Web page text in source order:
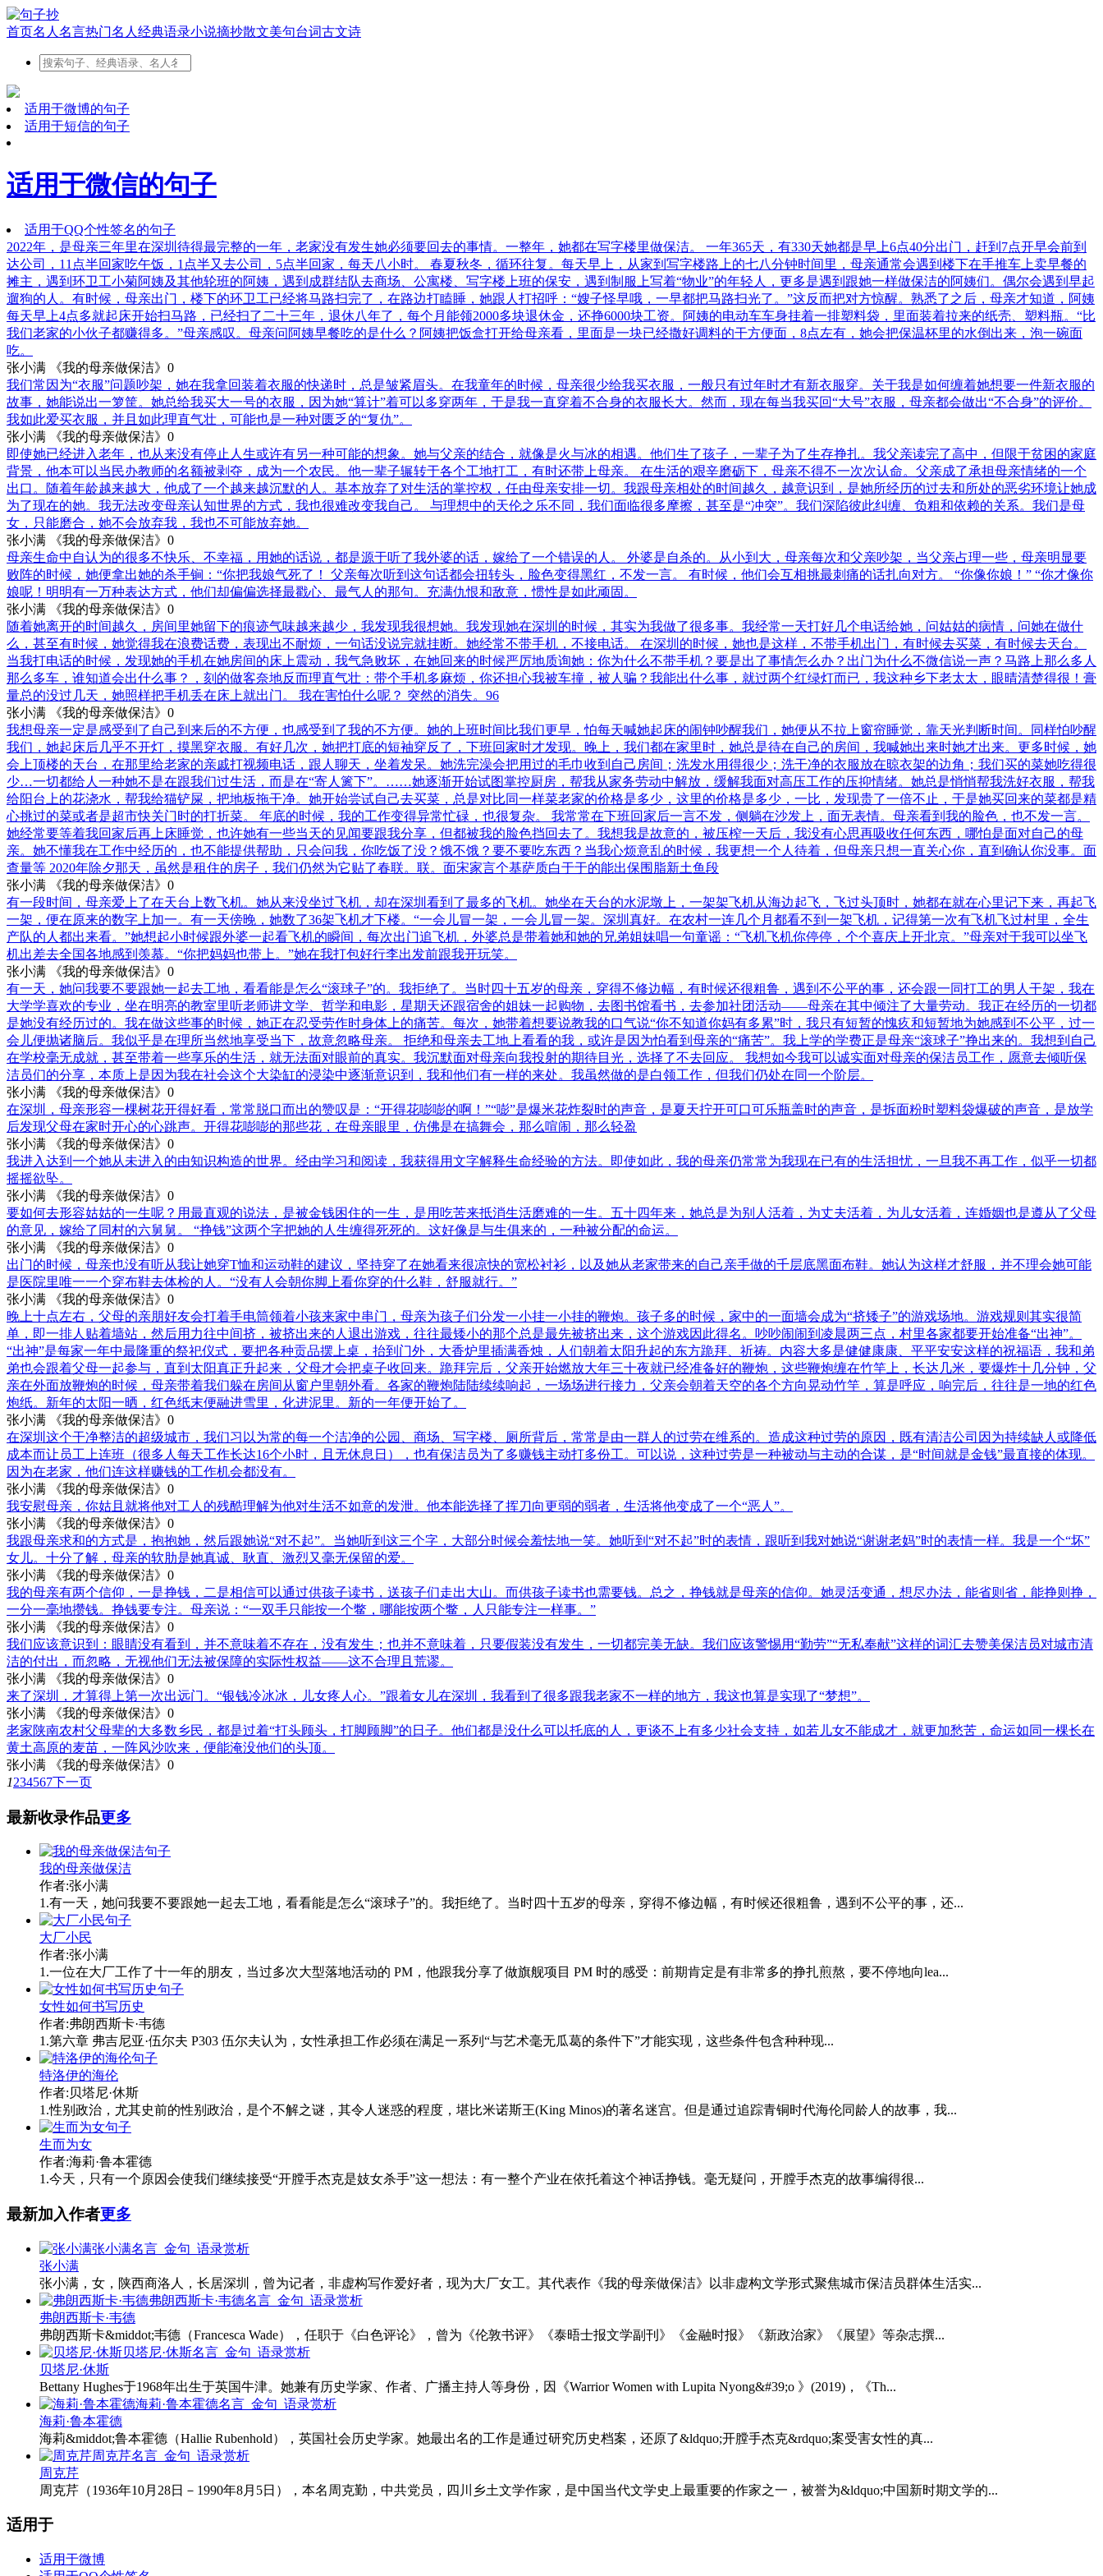
首页名人名言热门名人 经典语录小说摘抄散文美句台词古文诗
适用于微博的句子
适用于短信的句子
适用于微信的句子
适用于QQ个性签名的句子
2022年，是母亲三年里在深圳待得最完整的一年，老家没有发生她必须要回去的事情。一整年，她都在写字楼里做保洁。 一年365天，有330天她都是早上6点40分出门，赶到7点开早会前到
达公司，11点半回家吃午饭，1点半又去公司，5点半回家，每天八小时。 春夏秋冬，循环往复。每天早上，从家到写字楼路上的七八分钟时间里，母亲通常会遇到楼下在手推车上卖早餐的
摊主，遇到环卫工小菊阿姨及其他轮班的阿姨，遇到成群结队去商场、公寓楼、写字楼上班的保安，遇到制服上写着“物业”的年轻人，更多是遇到跟她一样做保洁的阿姨们。偶尔会遇到早起
遛狗的人。有时候，母亲出门，楼下的环卫工已经将马路扫完了，在路边打瞌睡，她跟人打招呼：“嫂子怪早哦，一早都把马路扫光了。”这反而把对方惊醒。熟悉了之后，母亲才知道，阿姨
每天早上4点多就起床开始扫马路，已经扫了二十三年，退休八年了，每个月能领2000多块退休金，还挣6000块工资。阿姨的电动车车身挂着一排塑料袋，里面装着拉来的纸壳、塑料瓶。“比
我们老家的小伙子都赚得多。”母亲感叹。母亲问阿姨早餐吃的是什么？阿姨把饭盒打开给母亲看，里面是一块已经撒好调料的干方便面，8点左有，她会把保温杯里的水倒出来，泡一碗面
吃。
张小满 《我的母亲做保洁》 0
我们常因为“衣服”问题吵架，她在我拿回装着衣服的快递时，总是皱紧眉头。在我童年的时候，母亲很少给我买衣服，一般只有过年时才有新衣服穿。关于我是如何缠着她想要一件新衣服的
故事，她能说出一箩筐。她总给我买大一号的衣服，因为她“算计”着可以多穿两年，于是我一直穿着不合身的衣服长大。然而，现在每当我买回“大号”衣服，母亲都会做出“不合身”的评价。
我如此爱买衣服，并且如此理直气壮，可能也是一种对匮乏的“复仇”。
张小满 《我的母亲做保洁》 0
即使她已经进入老年，也从来没有停止人生或许有另一种可能的想象。她与父亲的结合，就像是火与冰的相遇。他们生了孩子，一辈子为了生存挣扎。我父亲读完了高中，但限于贫困的家庭
背景，他本可以当民办教师的名额被剥夺，成为一个农民。他一辈子辗转于各个工地打工，有时还带上母亲。 在生活的艰辛磨砺下，母亲不得不一次次认命。父亲成了承担母亲情绪的一个
出口。随着年龄越来越大，他成了一个越来越沉默的人。基本放弃了对生活的掌控权，任由母亲安排一切。我跟母亲相处的时间越久，越意识到，是她所经历的过去和所处的恶劣环境让她成
为了现在的她。我无法改变母亲认知世界的方式，我也很难改变我自己。 与理想中的天伦之乐不同，我们面临很多摩擦，甚至是“冲突”。我们深陷彼此纠缠、负粗和依赖的关系。我们是母
女，只能磨合，她不会放弃我，我也不可能放弃她。
张小满 《我的母亲做保洁》 0
母亲生命中自认为的很多不快乐、不幸福，用她的话说，都是源于听了我外婆的话，嫁给了一个错误的人。 外婆是自杀的。从小到大，母亲每次和父亲吵架，当父亲占理一些，母亲明显要
败阵的时候，她便拿出她的杀手锏：“你把我娘气死了！ 父亲每次听到这句话都会扭转头，脸色变得黑红，不发一言。 有时候，他们会互相挑最刺痛的话扎向对方。 “你像你娘！” “你才像你
娘呢！明明有一万种表达方式，他们却偏偏选择最戳心、最气人的那句。充满仇恨和敌意，惯性是如此顽固。
张小满 《我的母亲做保洁》 0
随着她离开的时间越久，房间里她留下的痕迹气味越来越少，我发现我很想她。我发现她在深圳的时候，其实为我做了很多事。我经常一天打好几个电话给她，问姑姑的病情，问她在做什
么，甚至有时候，她觉得我在浪费话费，表现出不耐烦，一句话没说完就挂断。她经常不带手机，不接电话。 在深圳的时候，她也是这样，不带手机出门，有时候去买菜，有时候去天台。
当我打电话的时候，发现她的手机在她房间的床上震动，我气急败坏，在她回来的时候严厉地质询她：你为什么不带手机？要是出了事情怎么办？出门为什么不微信说一声？马路上那么多人
那么多车，谁知道会出什么事？，刻的做客奈地反而理直气壮：带个手机多麻烦，你还担心我被车撞，被人骗？我能出什么事，就过两个红绿灯而已，我这种乡下老太太，眼晴清楚得很！膏
量总的没过几天，她照样把手机丢在床上就出门。 我在害怕什么呢？ 突然的消失。96
张小满 《我的母亲做保洁》 0
我想母亲一定是感受到了自己到来后的不方便，也感受到了我的不方便。她的上班时间比我们更早，怕每天喊她起床的闹钟吵醒我们，她便从不拉上窗帘睡觉，靠天光判断时间。同样怕吵醒
我们，她起床后几乎不开灯，摸黑穿衣服。有好几次，她把打底的短袖穿反了，下班回家时才发现。晚上，我们都在家里时，她总是待在自己的房间，我喊她出来时她才出来。更多时候，她
会上顶楼的天台，在那里给老家的亲戚打视频电话，跟人聊天，坐着发呆。她洗完澡会把用过的毛巾收到自己房间；洗发水用得很少；洗干净的衣服放在晾衣架的边角；我们买的菜她吃得很
少…一切都给人一种她不是在跟我们过生活，而是在“寄人篱下”。……她逐渐开始试图掌控厨房，帮我从家务劳动中解放，缓解我面对高压工作的压抑情绪。她总是悄悄帮我洗好衣服，帮我
给阳台上的花浇水，帮我给猫铲屎，把地板拖干净。她开始尝试自己去买菜，总是对比同一样菜老家的价格是多少，这里的价格是多少，一比，发现贵了一倍不止，于是她买回来的菜都是精
心挑过的菜或者是超市快关门时的打折菜。 年底的时候，我的工作变得异常忙碌，也很复杂。 我常常在下班回家后一言不发，侧躺在沙发上，面无表情。母亲看到我的脸色，也不发一言。
她经常要等着我回家后再上床睡觉，也许她有一些当天的见闻要跟我分享，但都被我的脸色挡回去了。我想我是故意的，被压榨一天后，我没有心思再吸收任何东西，哪怕是面对自己的母
亲。她不懂我在工作中经历的，也不能提供帮助，只会问我，你吃饭了没？饿不饿？要不要吃东西？当我心烦意乱的时候，我更想一个人待着，但母亲只想一直关心你，直到确认你没事。面
查量等 2020年除夕那天，虽然是租住的房子，我们仍然为它贴了春联。联。面宋家言个基萨质白于于的能出保围脂新土鱼段
张小满 《我的母亲做保洁》 0
有一段时间，母亲爱上了在天台上数飞机。她从来没坐过飞机，却在深圳看到了最多的飞机。她坐在天台的水泥墩上，一架架飞机从海边起飞，飞过头顶时，她都在就在心里记下来，再起飞
一架，便在原来的数字上加一。有一天傍晚，她数了36架飞机才下楼。“一会儿冒一架，一会儿冒一架。深圳真好。在农村一连几个月都看不到一架飞机，记得第一次有飞机飞过村里，全生
产队的人都出来看。”她想起小时候跟外婆一起看飞机的瞬间，每次出门追飞机，外婆总是带着她和她的兄弟姐妹唱一句童谣：“飞机飞机你停停，个个喜庆上开北京。”母亲对于我可以坐飞
机出差去全国各地感到羡慕。“你把妈妈也带上。”她在我打包好行李出发前跟我开玩笑。
张小满 《我的母亲做保洁》 0
有一天，她问我要不要跟她一起去工地，看看能是怎么“滚球子”的。我拒绝了。当时四十五岁的母亲，穿得不修边幅，有时候还很粗鲁，遇到不公平的事，还会跟一同打工的男人干架，我在
大学学喜欢的专业，坐在明亮的教室里听老师讲文学、哲学和电影，星期天还跟宿舍的姐妹一起购物，去图书馆看书，去参加社团活动——母亲在其中倾注了大量劳动。我正在经历的一切都
是她没有经历过的。我在做这些事的时候，她正在忍受劳作时身体上的痛苦。每次，她带着想要说教我的口气说“你不知道你妈有多累”时，我只有短暂的愧疚和短暂地为她感到不公平，过一
会儿便抛诸脑后。我似乎是在理所当然地享受当下，故意忽略母亲。 拒绝和母亲去工地上看看的我，或许是因为怕看到母亲的“痛苦”。我上学的学费正是母亲“滚球子”挣出来的。我想到自己
在学校毫无成就，甚至带着一些享乐的生活，就无法面对眼前的真实。我沉默面对母亲向我投射的期待目光，选择了不去回应。 我想如今我可以诚实面对母亲的保洁员工作，愿意去倾听保
洁员们的分享，本质上是因为我在社会这个大染缸的浸染中逐渐意识到，我和他们有一样的来处。我虽然做的是白领工作，但我们仍处在同一个阶层。
张小满 《我的母亲做保洁》 0
在深圳，母亲形容一棵树花开得好看，常常脱口而出的赞叹是：“开得花嘭嘭的啊！”“嘭”是爆米花炸裂时的声音，是夏天拧开可口可乐瓶盖时的声音，是拆面粉时塑料袋爆破的声音，是放学
后发现父母在家时开心的心跳声。开得花嘭嘭的那些花，在母亲眼里，仿佛是在搞舞会，那么喧闹，那么轻盈
张小满 《我的母亲做保洁》 0
我进入达到一个她从未进入的由知识构造的世界。经由学习和阅读，我获得用文字解释生命经验的方法。即使如此，我的母亲仍常常为我现在已有的生活担忧，一旦我不再工作，似乎一切都
摇摇欲坠。
张小满 《我的母亲做保洁》 0
要如何去形容姑姑的一生呢？用最直观的说法，是被金钱困住的一生，是用吃苦来抵消生活磨难的一生。五十四年来，她总是为别人活着，为丈夫活着，为儿女活着，连婚姻也是遵从了父母
的意见，嫁给了同村的六舅舅。 “挣钱”这两个字把她的人生缠得死死的。这好像是与生俱来的，一种被分配的命运。
张小满 《我的母亲做保洁》 0
出门的时候，母亲也没有听从我让她穿T恤和运动鞋的建议，坚持穿了在她看来很凉快的宽松衬衫，以及她从老家带来的自己亲手做的千层底黑面布鞋。她认为这样才舒服，并不理会她可能
是医院里唯一一个穿布鞋去体检的人。“没有人会朝你脚上看你穿的什么鞋，舒服就行。”
张小满 《我的母亲做保洁》 0
晚上十点左右，父母的亲朋好友会打着手电筒领着小孩来家中串门，母亲为孩子们分发一小挂一小挂的鞭炮。孩子多的时候，家中的一面墙会成为“挤矮子”的游戏场地。游戏规则其实很简
单，即一排人贴着墙站，然后用力往中间挤，被挤出来的人退出游戏，往往最矮小的那个总是最先被挤出来，这个游戏因此得名。吵吵闹闹到凌晨两三点，村里各家都要开始准备“出神”。
“出神”是每家一年中最隆重的祭祀仪式，要把各种贡品摆上桌，抬到门外，大香炉里插满香烛，人们朝着太阳升起的东方跪拜、祈祷。内容大多是健健康康、平平安安这样的祝福语，我和弟
弟也会跟着父母一起参与，直到太阳真正升起来，父母才会把桌子收回来。跪拜完后，父亲开始燃放大年三十夜就已经准备好的鞭炮，这些鞭炮缠在竹竿上，长达几米，要爆炸十几分钟，父
亲在外面放鞭炮的时候，母亲带着我们躲在房间从窗户里朝外看。各家的鞭炮陆陆续续响起，一场场进行接力，父亲会朝着天空的各个方向晃动竹竿，算是呼应，响完后，往往是一地的红色
炮纸。新年的太阳一晒，红色纸末便融进雪里，化进泥里。新的一年便开始了。
张小满 《我的母亲做保洁》 0
在深圳这个干净整洁的超级城市，我们习以为常的每一个洁净的公园、商场、写字楼、厕所背后，常常是由一群人的过劳在维系的。造成这种过劳的原因，既有清洁公司因为持续缺人或降低
成本而让员工上连班（很多人每天工作长达16个小时，且无休息日），也有保洁员为了多赚钱主动打多份工。可以说，这种过劳是一种被动与主动的合谋，是“时间就是金钱”最直接的体现。
因为在老家，他们连这样赚钱的工作机会都没有。
张小满 《我的母亲做保洁》 0
我安慰母亲，你姑且就将他对工人的残酷理解为他对生活不如意的发泄。他本能选择了挥刀向更弱的弱者，生活将他变成了一个“恶人”。
张小满 《我的母亲做保洁》 0
我跟母亲求和的方式是，抱抱她，然后跟她说“对不起”。当她听到这三个字，大部分时候会羞怯地一笑。她听到“对不起”时的表情，跟听到我对她说“谢谢老妈”时的表情一样。我是一个“坏”
女儿。十分了解，母亲的软肋是她真诚、耿直、激烈又毫无保留的爱。
张小满 《我的母亲做保洁》 0
我的母亲有两个信仰，一是挣钱，二是相信可以通过供孩子读书，送孩子们走出大山。而供孩子读书也需要钱。总之，挣钱就是母亲的信仰。她灵活变通，想尽办法，能省则省，能挣则挣，
一分一毫地攒钱。挣钱要专注。母亲说：“一双手只能按一个鳖，哪能按两个鳖，人只能专注一样事。”
张小满 《我的母亲做保洁》 0
我们应该意识到：眼睛没有看到，并不意味着不存在，没有发生；也并不意味着，只要假装没有发生，一切都完美无缺。我们应该警惕用“勤劳”“无私奉献”这样的词汇去赞美保洁员对城市清
洁的付出，而忽略，无视他们无法被保障的实际性权益——这不合理且荒谬。
张小满 《我的母亲做保洁》 0
来了深圳，才算得上第一次出远门。“银钱冷冰冰，儿女疼人心。”跟着女儿在深圳，我看到了很多跟我老家不一样的地方，我这也算是实现了“梦想”。
张小满 《我的母亲做保洁》 0
老家陕南农村父母辈的大多数乡民，都是过着“打头顾头，打脚顾脚”的日子。他们都是没什么可以托底的人，更谈不上有多少社会支持，如若儿女不能成才，就更加愁苦，命运如同一棵长在
黄土高原的麦苗，一阵风沙吹来，便能淹没他们的头顶。
张小满 《我的母亲做保洁》 0
1234567下一页
最新收录作品更多
我的母亲做保洁
作者:张小满
1.有一天，她问我要不要跟她一起去工地，看看能是怎么“滚球子”的。我拒绝了。当时四十五岁的母亲，穿得不修边幅，有时候还很粗鲁，遇到不公平的事，还...
大厂小民
作者:张小满
1.一位在大厂工作了十一年的朋友，当过多次大型落地活动的 PM，他跟我分享了做旗舰项目 PM 时的感受：前期肯定是有非常多的挣扎煎熬，要不停地向lea...
女性如何书写历史
作者:弗朗西斯卡·韦德
1.第六章 弗吉尼亚·伍尔夫 P303 伍尔夫认为，女性承担工作必须在满足一系列“与艺术毫无瓜葛的条件下”才能实现，这些条件包含种种现...
特洛伊的海伦
作者:贝塔尼·休斯
1.性别政治，尤其史前的性别政治，是个不解之谜，其令人迷惑的程度，堪比米诺斯王(King Minos)的著名迷宫。但是通过追踪青铜时代海伦同龄人的故事，我...
生而为女
作者:海莉·鲁本霍德
1.今天，只有一个原因会使我们继续接受“开膛手杰克是妓女杀手”这一想法：有一整个产业在依托着这个神话挣钱。毫无疑问，开膛手杰克的故事编得很...
最新加入作者更多
张小满
张小满，女，陕西商洛人，长居深圳，曾为记者，非虚构写作爱好者，现为大厂女工。其代表作《我的母亲做保洁》以非虚构文学形式聚焦城市保洁员群体生活实...
弗朗西斯卡·韦德
弗朗西斯卡&middot;韦德（Francesca Wade），任职于《白色评论》，曾为《伦敦书评》《泰晤士报文学副刊》《金融时报》《新政治家》《展望》等杂志撰...
贝塔尼·休斯
Bettany Hughes于1968年出生于英国牛津。她兼有历史学家、作者、广播主持人等身份，因《Warrior Women with Lupita Nyong&#39;o 》(2019)，《Th...
海莉·鲁本霍德
海莉&middot;鲁本霍德（Hallie Rubenhold），英国社会历史学家。她最出名的工作是通过研究历史档案，还原了&ldquo;开膛手杰克&rdquo;案受害女性的真...
周克芹
周克芹（1936年10月28日－1990年8月5日），本名周克勤，中共党员，四川乡土文学作家，是中国当代文学史上最重要的作家之一，被誉为&ldquo;中国新时期文学的...
适用于
适用于微博